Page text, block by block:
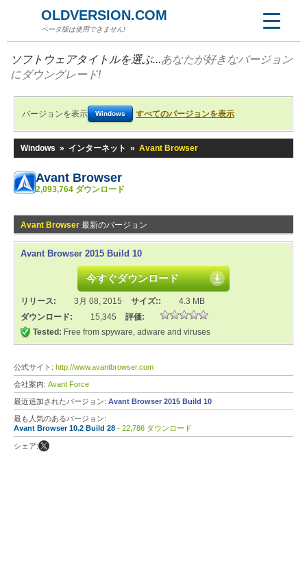
OLDVERSION.COM
ベータ版は使用できません!
ソフトウェアタイトルを選ぶ...あなたが好きなバージョン
にダウングレード!
バージョンを表示 Windows すべてのバージョンを表示
Windows » インターネット » Avant Browser
Avant Browser
2,093,764 ダウンロード
Avant Browser 最新のバージョン
Avant Browser 2015 Build 10
今すぐダウンロード
リリース: 3月 08, 2015 サイズ::
4.3 MB
ダウンロード:
15,345
評価:
Tested: Free from spyware, adware and viruses
公式サイト: http://www.avantbrowser.com
会社案内: Avant Force
最近追加されたバージョン: Avant Browser 2015 Build 10
最も人気のあるバージョン:
Avant Browser 10.2 Build 28 - 22,786 ダウンロード
シェア: